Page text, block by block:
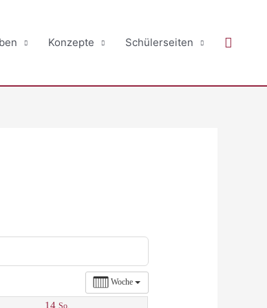
Konzepte Schülerseiten
Woche
14 So.